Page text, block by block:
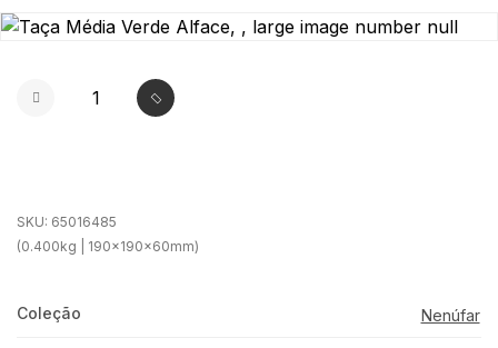
SKU: 65016485
(0.400kg | 190x190x60mm)
Coleção Nenúfar